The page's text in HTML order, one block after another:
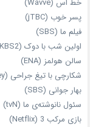
خط اس (Wavve)
پسر خوب (jTBC)
فیلم ما (SBS)
اولین شب با دوک (KBS2)
سالن هولمز (ENA)
شکارچی با تیغ جراحی (Disney+)
بهار جوانی (SBS)
سئول نانوشته‌ی ما (tvN)
بازی مرکب 3 (Netflix)